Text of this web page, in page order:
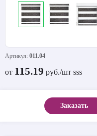
Артикул: 011.04
от 115.19 руб./шт sss
Заказать